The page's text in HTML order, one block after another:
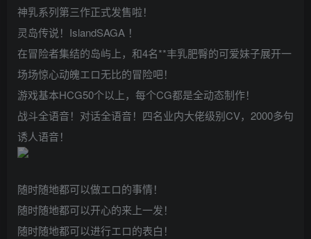
神乳系列第三作正式发售啦！
灵岛传说！IslandSAGA ！
在冒险者集结的岛屿上，和4名**丰乳肥臀的可爱妹子展开一
场场惊心动魄エロ无比的冒险吧！
游戏基本HCG50个以上，每个CG都是全动态制作！
战斗全语音！对话全语音！四名业内大佬级别CV，2000多句
诱人语音！
随时随地都可以做エロ的事情！
随时随地都可以开心的来上一发！
随时随地都可以进行エロ的表白！